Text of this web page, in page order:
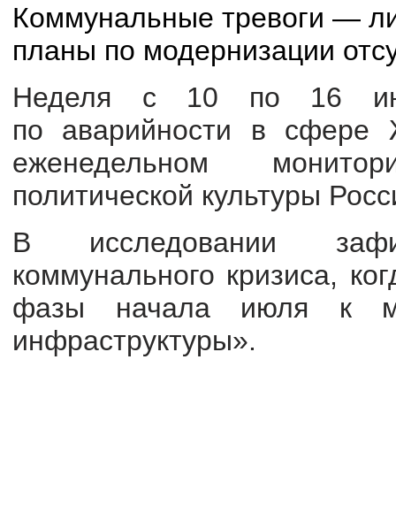
Коммунальные тревоги —
планы по модернизации
Неделя с 10 по 16
по аварийности в сфере
еженедельном
политической культуры
В исследовании
коммунального кризиса,
фазы начала июля к
инфраструктуры».